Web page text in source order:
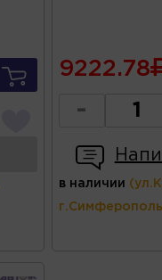
9222.78
-
в наличии